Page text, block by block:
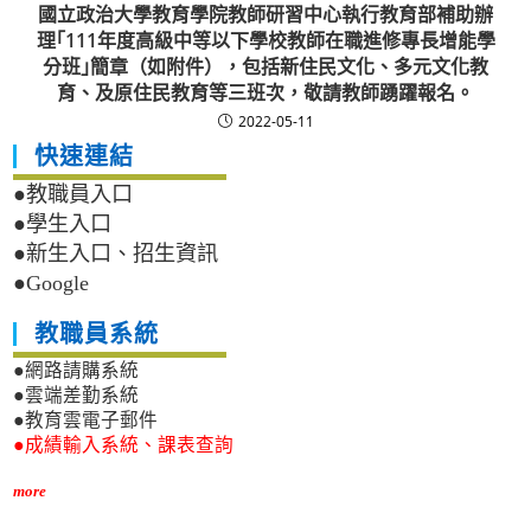
國立政治大學教育學院教師研習中心執行教育部補助辦
理｢111年度高級中等以下學校教師在職進修專長增能學
分班｣簡章（如附件），包括新住民文化、多元文化教
育、及原住民教育等三班次，敬請教師踴躍報名。
2022-05-11
快速連結
●教職員入口
●學生入口
●新生入口、招生資訊
●Google
教職員系統
●網路請購系統
●雲端差勤系統
●教育雲電子郵件
●成績輸入系統、課表查詢
more